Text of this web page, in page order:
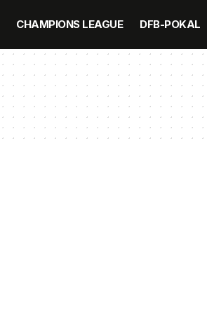
CHAMPIONS LEAGUE DFB-POKAL